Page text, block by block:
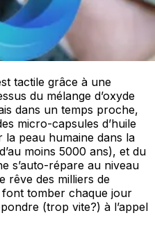
tactile grâce à une
du mélange d’oxyde
dans un temps proche,
micro-capsules d’huile
peau humaine dans la
moins 5000 ans), et du
s’auto-répare au niveau
rêve des milliers de
font tomber chaque jour
(trop vite?) à l’appel